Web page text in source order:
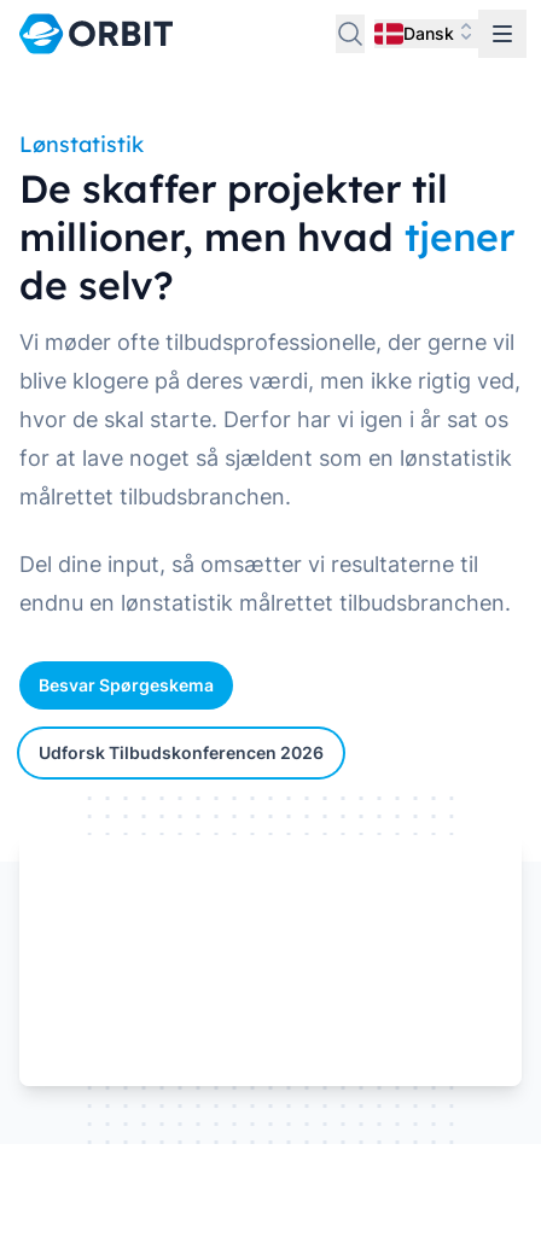
Dansk
Lønstatistik
De skaffer projekter til
millioner, men hvad tjener
de selv?
Vi møder ofte tilbudsprofessionelle, der gerne vil
blive klogere på deres værdi, men ikke rigtig ved,
hvor de skal starte. Derfor har vi igen i år sat os
for at lave noget så sjældent som en lønstatistik
målrettet tilbudsbranchen.
Del dine input, så omsætter vi resultaterne til
endnu en lønstatistik målrettet tilbudsbranchen.
Besvar Spørgeskema
Udforsk Tilbudskonferencen 2026
Watch our video to learn more